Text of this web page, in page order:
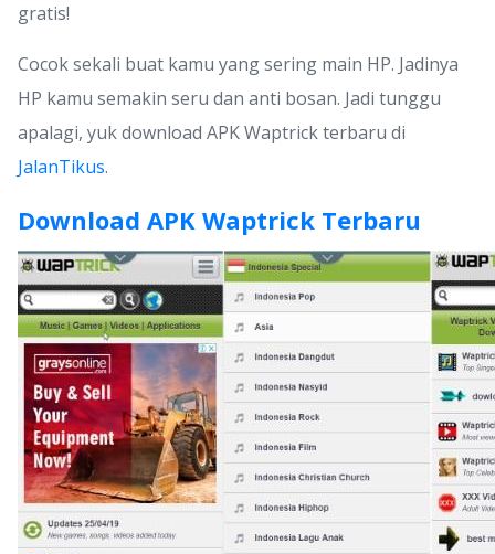
gratis!
Cocok sekali buat kamu yang sering main HP. Jadinya
HP kamu semakin seru dan anti bosan. Jadi tunggu
apalagi, yuk download APK Waptrick terbaru di
JalanTikus.
Download APK Waptrick Terbaru